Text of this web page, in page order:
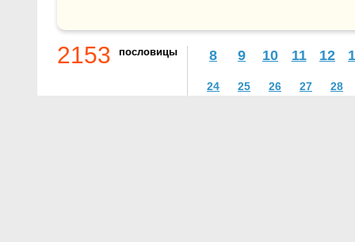
2153 пословицы 8 9 10 11 12
24 25 26 27 28